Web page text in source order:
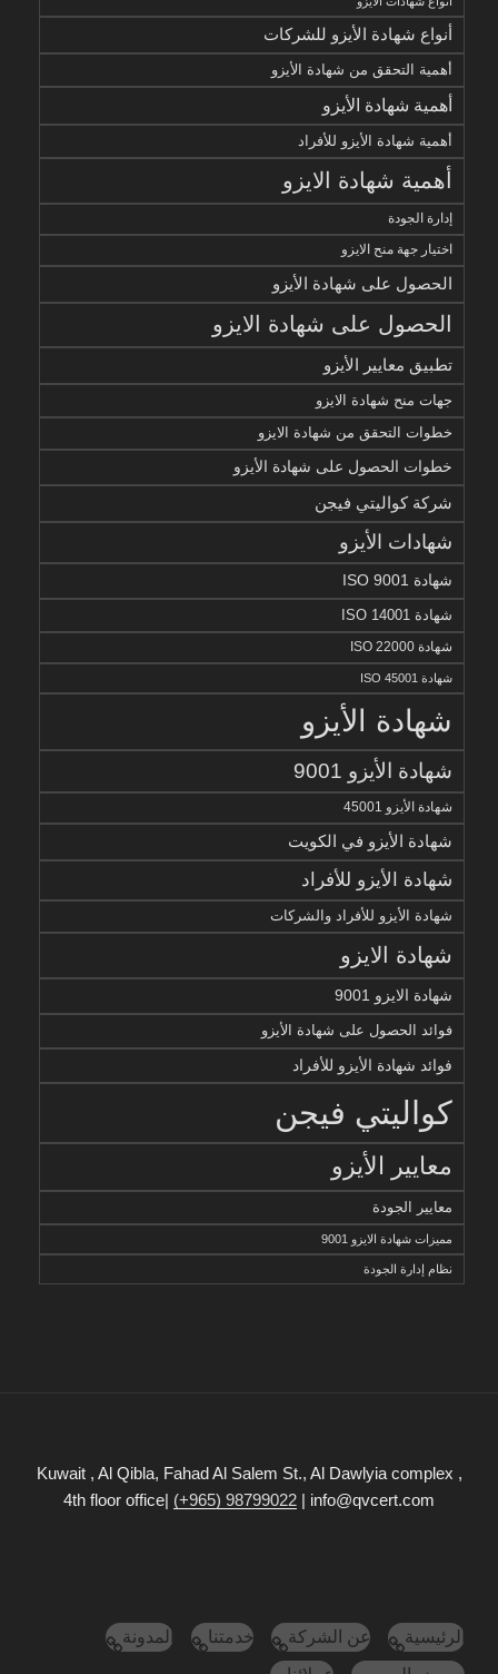
أنواع شهادة الأيزو للشركات
أهمية التحقق من شهادة الأيزو
أهمية شهادة الأيزو
أهمية شهادة الأيزو للأفراد
أهمية شهادة الايزو
إدارة الجودة
اختيار جهة منح الايزو
الحصول على شهادة الأيزو
الحصول على شهادة الايزو
تطبيق معايير الأيزو
جهات منح شهادة الايزو
خطوات التحقق من شهادة الايزو
خطوات الحصول على شهادة الأيزو
شركة كواليتي فيجن
شهادات الأيزو
شهادة ISO 9001
شهادة ISO 14001
شهادة ISO 22000
شهادة ISO 45001
شهادة الأيزو
شهادة الأيزو 9001
شهادة الأيزو 45001
شهادة الأيزو في الكويت
شهادة الأيزو للأفراد
شهادة الأيزو للأفراد والشركات
شهادة الايزو
شهادة الايزو 9001
فوائد الحصول على شهادة الأيزو
فوائد شهادة الأيزو للأفراد
كواليتي فيجن
معايير الأيزو
معايير الجودة
مميزات شهادة الايزو 9001
نظام إدارة الجودة
Kuwait , Al Qibla, Fahad Al Salem St., Al Dawlyia complex ,
4th floor office| (+965) 98799022 | info@qvcert.com
الرئيسية عن الشركة خدمتنا
المدونة